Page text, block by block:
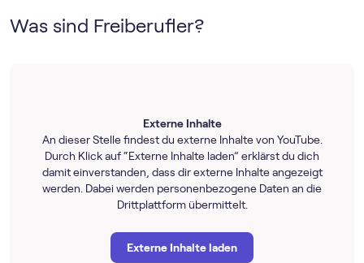
Was sind Freiberufler?
Externe Inhalte
An dieser Stelle findest du externe Inhalte von YouTube.
Durch Klick auf “Externe Inhalte laden” erklärst du dich
damit einverstanden, dass dir externe Inhalte angezeigt
werden. Dabei werden personenbezogene Daten an die
Drittplattform übermittelt.
Externe Inhalte laden